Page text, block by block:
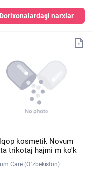
Dorixonalardagi narxlar
kosmetik Novum
trikotaj hajmi m ko'k
Care (O`zbekiston)